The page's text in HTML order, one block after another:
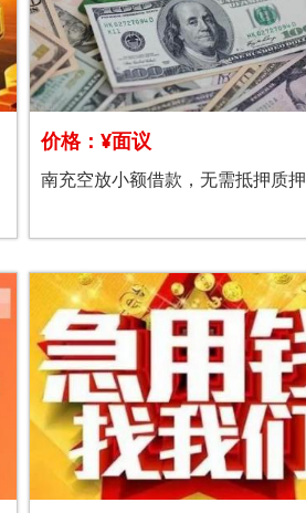
价格：¥面议
南充空放小额借款，无需抵押质押